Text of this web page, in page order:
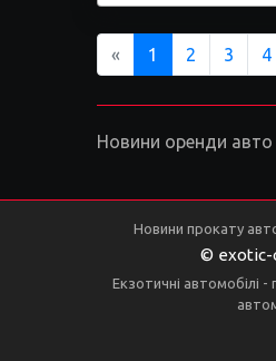
« Previous
1 2 3 4
Новини оренди авто
Новини прокату
© exotic-
Екзотичні автомобілі -